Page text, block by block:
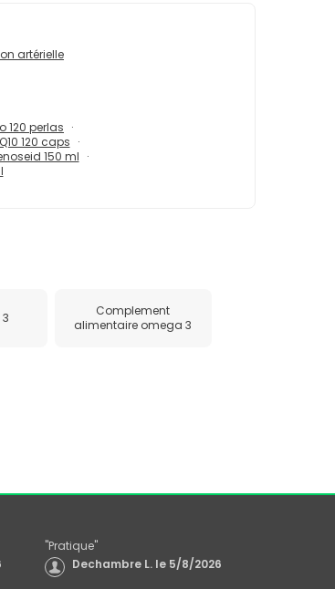
artérielle
120 perlas
120 caps
150 ml
Complement
alimentaire omega 3
"Pratique"
Dechambre L. le 5/8/2026